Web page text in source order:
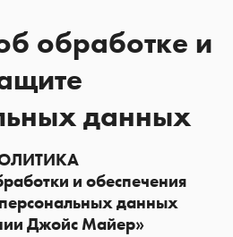
обработке и
данных
и обеспечения
данных
Джойс Майер»